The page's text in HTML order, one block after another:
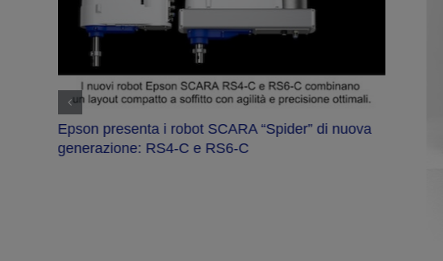
Epson presenta i robot SCARA “Spider” di nuova
generazione: RS4-C e RS6-C